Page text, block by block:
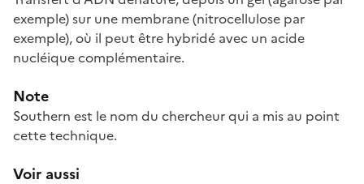
exemple) sur une membrane (nitrocellulose par
exemple), où il peut être hybridé avec un acide
nucléique complémentaire.
Note
Southern est le nom du chercheur qui a mis au point
cette technique.
Voir aussi